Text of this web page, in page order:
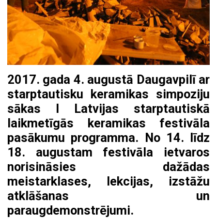
2017. gada 4. augustā Daugavpilī ar
starptautisku keramikas simpoziju
sākas I Latvijas starptautiskā
laikmetīgās keramikas festivāla
pasākumu programma. No 14. līdz
18. augustam festivāla ietvaros
norisināsies dažādas
meistarklases, lekcijas, izstāžu
atklāšanas un
paraugdemonstrējumi.